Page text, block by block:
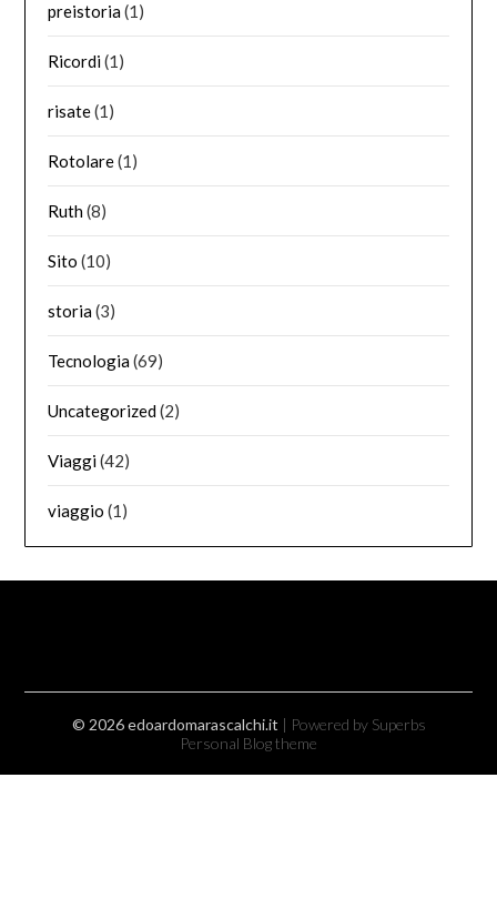
preistoria(1)
Ricordi(1)
risate(1)
Rotolare(1)
Ruth(8)
Sito (10)
storia(3)
Tecnologia(69)
Uncategorized(2)
Viaggi(42)
viaggio (1)
© 2026 edoardomarascalchi.it | Powered by Superbs
Personal Blog theme